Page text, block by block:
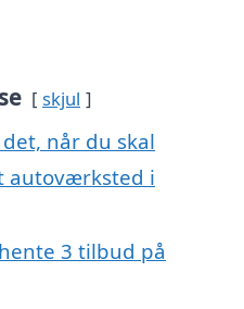
skjul
når du skal
autoværksted i
3 tilbud på